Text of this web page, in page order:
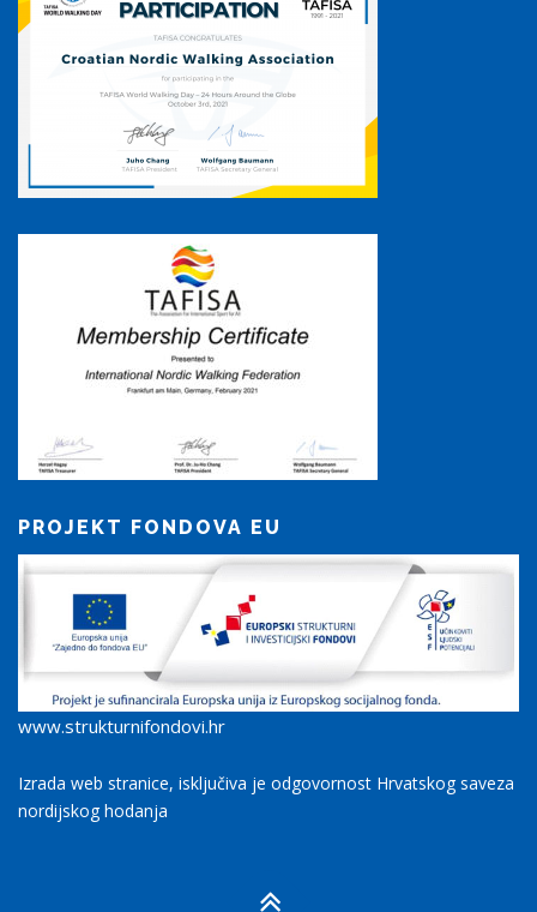
PROJEKT FONDOVA EU
www.strukturnifondovi.hr
Izrada web stranice, isključiva je odgovornost Hrvatskog saveza
nordijskog hodanja